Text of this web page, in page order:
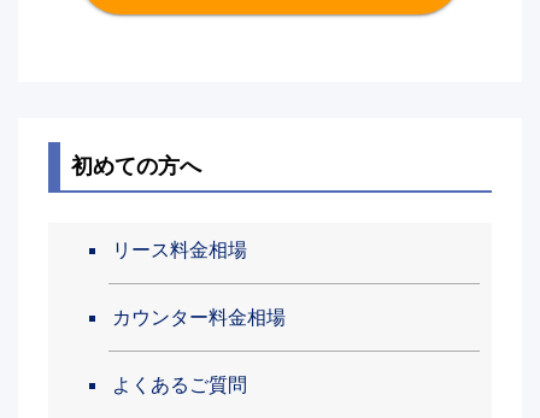
初めての方へ
リース料金相場
カウンター料金相場
よくあるご質問